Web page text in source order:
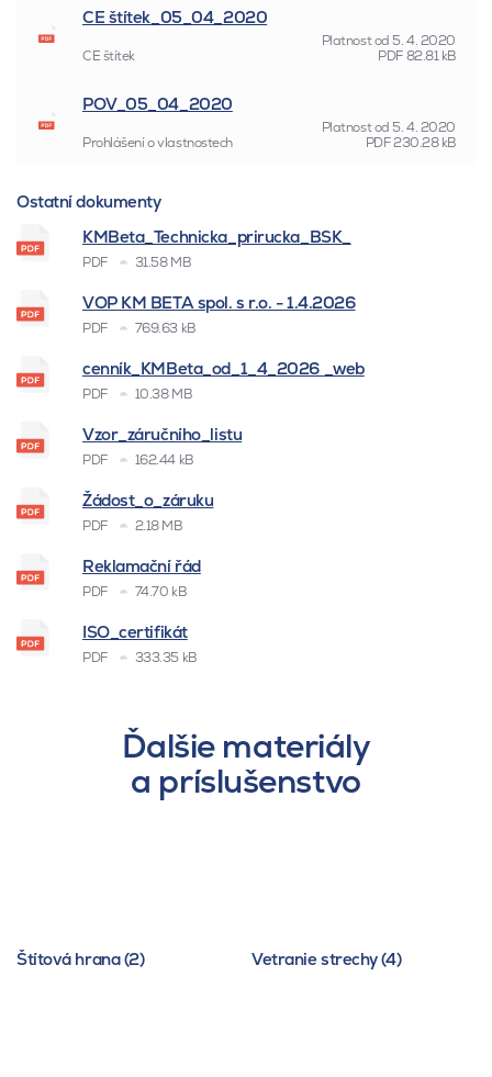
CE štítek_05_04_2020
Platnost od 5. 4. 2020
CE štítek
PDF82.81 kB
POV_05_04_2020
Platnost od 5. 4. 2020
Prohlášení o vlastnostech
PDF230.28 kB
Ostatní dokumenty
KMBeta_Technicka_prirucka_BSK_
PDF 31.58 MB
VOP KM BETA spol. s r.o. - 1.4.2026
PDF 769.63 kB
cenník_KMBeta_od_1_4_2026 _web
PDF 10.38 MB
Vzor_záručního_listu
PDF 162.44 kB
Žádost_o_záruku
PDF 2.18 MB
Reklamační řád
PDF 74.70 kB
ISO_certifikát
PDF 333.35 kB
Ďalšie materiály
a príslušenstvo
Štítová hrana (2) Vetranie strechy (4)